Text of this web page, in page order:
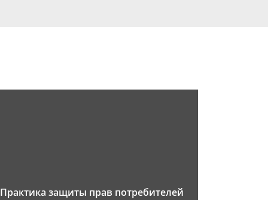
Практика защиты прав потребителей